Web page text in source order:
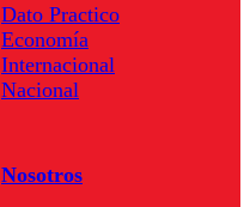
Dato Practico
Economía
Internacional
Nacional
Nosotros